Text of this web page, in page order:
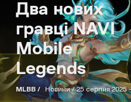
Два нових
гравці NAVI
Mobile
Legends
MLBB / Новини /25 серпня 2025